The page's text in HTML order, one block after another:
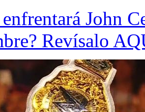
John
Revísalo